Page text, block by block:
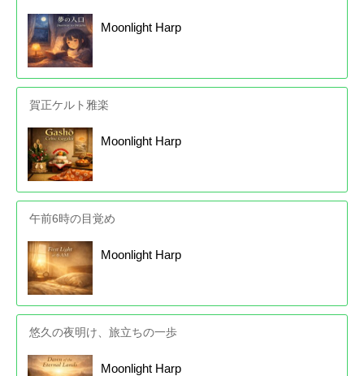
Moonlight Harp
賀正ケルト雅楽
Moonlight Harp
午前6時の目覚め
Moonlight Harp
悠久の夜明け、旅立ちの一歩
Moonlight Harp